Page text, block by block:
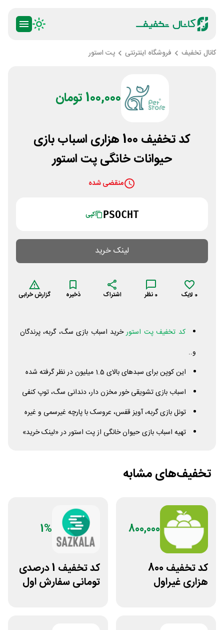
کانال تخفیف فروشگاه اینترنتی پت استور
100,000 تومان
کد تخفیف 100 هزاری اسباب بازی
حیوانات خانگی پت استور
منقضی شده
PSOCHT کپی
لینک خرید
0 لایک 0 نظر اشتراک ذخیره گزارش خرابی
کد تخفیف پت استورخرید اسباب بازی سگ، گربه، پرندگان
و..
این کوپن برای سبدهای بالای 1.5 میلیون در نظر گرفته شده
اسباب بازی تشویقی خور مخزن دار، دندانی سگ، توپ کنفی
تونل بازی گربه، آویز قفس، عروسک با پارچه غیرسمی و غیره
تهیه اسباب بازی حیوان خانگی از پت استور در «لینک خرید»
تخفیف‌های مشابه
800,000
کد تخفیف 800
هزاری غیراول
1%
کد تخفیف 1 درصدی
تومانی سفارش اول